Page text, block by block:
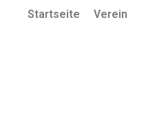
Startseite Verein